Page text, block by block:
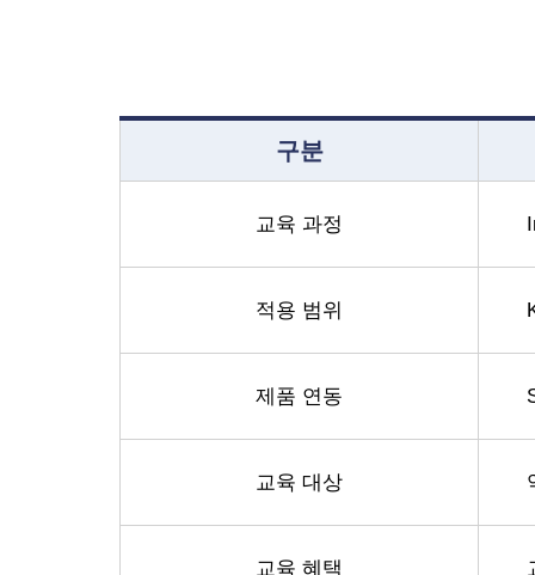
구분
교육 과정
적용 범위
제품 연동
교육 대상
교육 혜택